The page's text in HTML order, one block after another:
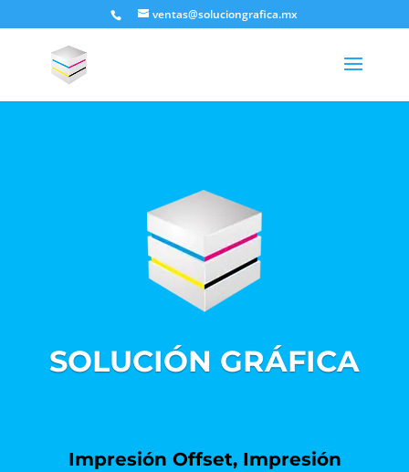
ventas@soluciongrafica.mx
SOLUCIÓN GRÁFICA
Impresión Offset, Impresión